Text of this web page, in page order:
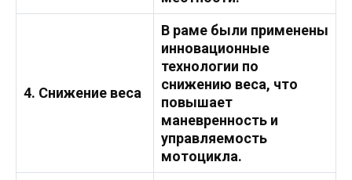
4. Снижение веса
В раме были применены
инновационные
технологии по
снижению веса, что
повышает
маневренность и
управляемость
мотоцикла.